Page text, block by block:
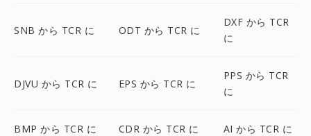
SNB から TCR に ODT から TCR に
DXF から TCR
に
DJVU から TCR に EPS から TCR に
PPS から TCR
に
BMP から TCR に CDR から TCR に AI から TCR に